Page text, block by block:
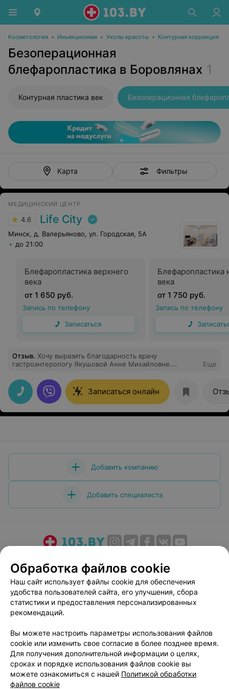
Косметология • Инъекционная • Уколы красоты • Контурная коррекция
Безоперационная
блефаропластика в Боровлянах 1
Контурная пластика век
Карта Фильтры
МЕДИЦИНСКИЙ ЦЕНТР
4.6 Life City
Минск, д. Валерьяново, ул. Городская, 5А
до 21:00
Блефаропластика верхнего
века
от 1 650 руб.
Запись по телефону
Записаться
Блефаропластика
века
от 1 750 руб.
Запись по телефону
Отзыв. Хочу выразить благодарность врачу
гастроэнтерологу Якушовой Анне Михайловне.
много полезной и нужной информации. Все вопросы в
процессе приёма были закрыты профессионализмом
врача. Рекомендую.
Еще
Записаться онлайн
Добавить компанию
Добавить специалиста
Медицинский маркетинг
Публичный договор
Пользовательское соглашение
Способы оплаты
Вакансии
Партнеры
Написать руководителю 103.by
Персональные настройки cookie
Обработка персональных данных
Обработка файлов cookie
Наш сайт использует файлы cookie для обеспечения
удобства пользователей сайта, его улучшения, сбора
статистики и предоставления персонализированных
рекомендаций.
Вы можете настроить параметры использования файлов
cookie или изменить свое согласие в более позднее время.
Для получения дополнительной информации о целях,
сроках и порядке использования файлов cookie вы
можете ознакомиться с нашей Политикой обработки
файлов cookie